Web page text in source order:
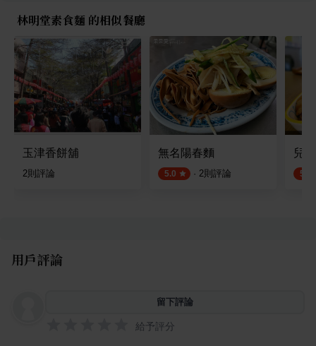
林明堂素食麵 的相似餐廳
玉津香餅舖
2則評論
無名陽春麵
5.0 · 2則評論
兒
5.0
用戶評論
留下評論
給予評分